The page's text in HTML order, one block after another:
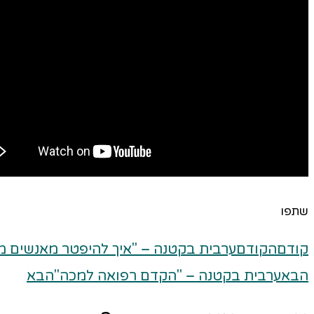
שתפו
קודםהקודםערבית בקטנה – "איך להיפטר מאנשים
הבאערבית בקטנה – "הקדם רפואה למכה"הבא